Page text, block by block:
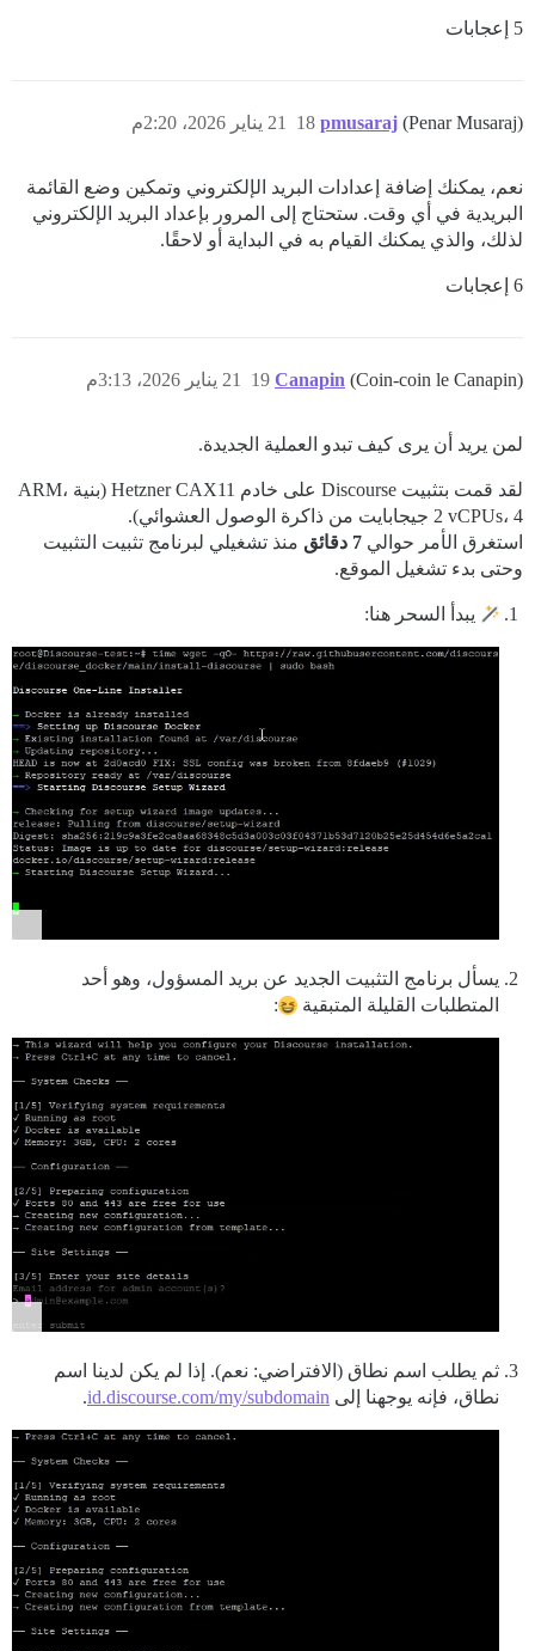
5 إعجابات
pmusaraj (Penar Musaraj) 21 يناير 2026، 2:20م 18
نعم، يمكنك إضافة إعدادات البريد الإلكتروني وتمكين وضع القائمة
البريدية في أي وقت. ستحتاج إلى المرور بإعداد البريد الإلكتروني
لذلك، والذي يمكنك القيام به في البداية أو لاحقًا.
6 إعجابات
Canapin (Coin-coin le Canapin) 21 يناير 2026، 3:13م 19
لمن يريد أن يرى كيف تبدو العملية الجديدة.
لقد قمت بتثبيت Discourse على خادم Hetzner CAX11 (بنية ARM،
2 vCPUs، 4 جيجابايت من ذاكرة الوصول العشوائي).
استغرق الأمر حوالي 7 دقائق
منذ تشغيلي لبرنامج تثبيت التثبيت
وحتى بدء تشغيل الموقع.
يبدأ السحر هنا:
يسأل برنامج التثبيت الجديد عن بريد المسؤول، وهو أحد
المتطلبات القليلة المتبقية
:
ثم يطلب اسم نطاق (الافتراضي: نعم). إذا لم يكن لدينا اسم
نطاق، فإنه يوجهنا إلى id.discourse.com/my/subdomain
.